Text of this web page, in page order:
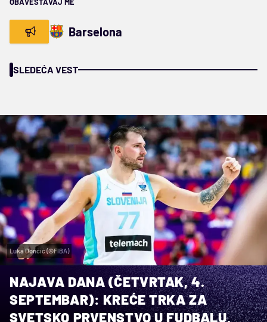
Barselona
SLEDEĆA VEST
Luka Dončić (©FIBA)
NAJAVA DANA (ČETVRTAK, 4.
SEPTEMBAR): KREĆE TRKA ZA
SVETSKO PRVENSTVO U FUDBALU,